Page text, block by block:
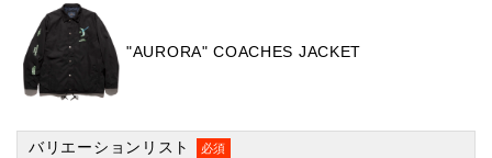
"AURORA" COACHES JACKET
バリエーションリスト 必須